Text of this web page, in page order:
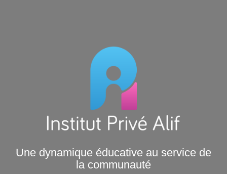
Une dynamique éducative au service de
la communauté